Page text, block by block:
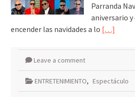
Parranda
aniversario
encender las navidades a lo […]
Leave a comment
ENTRETENIMIENTO, Espectáculo